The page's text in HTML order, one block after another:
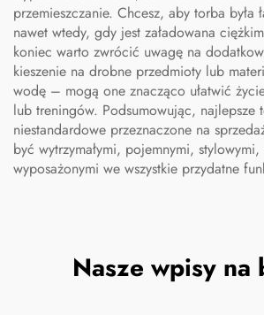
przemieszczanie. Chcesz, aby torba była
nawet wtedy, gdy jest załadowana
koniec warto zwrócić uwagę na
kieszenie na drobne przedmioty lub
wodę – mogą one znacząco ułatwić
lub treningów. Podsumowując, najlepsze
niestandardowe przeznaczone na
być wytrzymałymi, pojemnymi,
wyposażonymi we wszystkie przydatne
Nasze wpisy na